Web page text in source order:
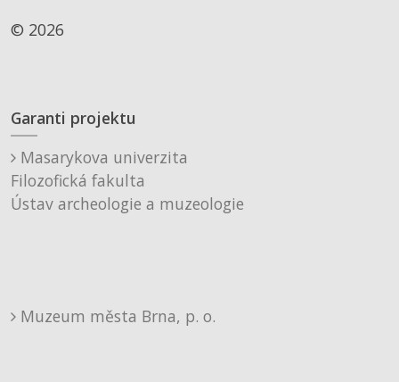
© 2026
Garanti projektu
Masarykova univerzita
Filozofická fakulta
Ústav archeologie a muzeologie
Muzeum města Brna, p. o.